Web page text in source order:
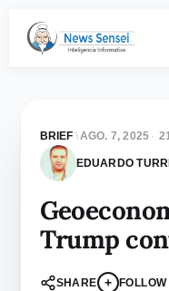
BRIEF \AGO. 7, 2025 ·
EDUARDO
Trump
SHARE +